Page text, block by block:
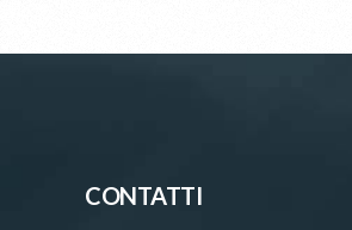
CONTATTI